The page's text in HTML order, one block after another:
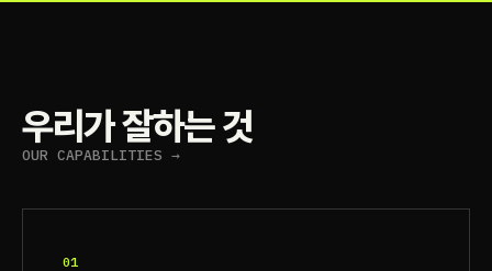
우리가 잘하는 것
OUR CAPABILITIES →
01